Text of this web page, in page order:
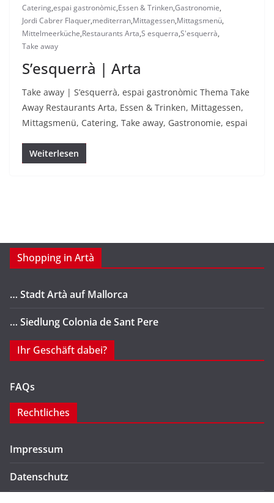
Catering,espai gastronòmic,Essen & Trinken,Gastronomie,
Jordi Cabrer Flaquer,mediterran,Mittagessen,Mittagsmenü,
Mittelmeerküche,Restaurants Arta,S esquerra,S'esquerrà,
Take away
S’esquerrà | Arta
Take away | S’esquerrà, espai gastronòmic Thema Take
Away Restaurants Arta, Essen & Trinken, Mittagessen,
Mittagsmenü, Catering, Take away, Gastronomie, espai
Weiterlesen
Shopping in Artà
… Stadt Artà auf Mallorca
… Siedlung Colonia de Sant Pere
Ihr Geschäft dabei?
FAQs
Rechtliches
Impressum
Datenschutz